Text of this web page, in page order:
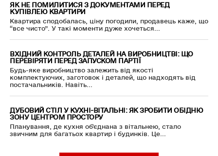
ЯК НЕ ПОМИЛИТИСЯ З ДОКУМЕНТАМИ ПЕРЕД
КУПІВЛЕЮ КВАРТИРИ
Квартира сподобалась, ціну погодили, продавець каже, що
“все чисто”. У такі моменти дуже хочеться...
ВХІДНИЙ КОНТРОЛЬ ДЕТАЛЕЙ НА ВИРОБНИЦТВІ: ЩО
ПЕРЕВІРЯТИ ПЕРЕД ЗАПУСКОМ ПАРТІЇ
Будь-яке виробництво залежить від якості
комплектуючих, заготовок і деталей, що надходять від
постачальників. Навіть...
ДУБОВИЙ СТІЛ У КУХНІ-ВІТАЛЬНІ: ЯК ЗРОБИТИ ОБІДНЮ
ЗОНУ ЦЕНТРОМ ПРОСТОРУ
Планування, де кухня об'єднана з вітальнею, стало
звичним для багатьох квартир і будинків. Це...